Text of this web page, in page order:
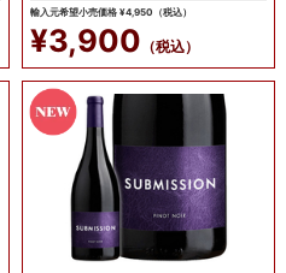
輸入元希望小売価格 ¥4,950（税込）
¥3,900 （税込）